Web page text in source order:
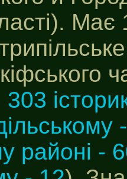
303
районі -